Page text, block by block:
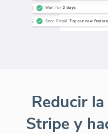
Reducir
Stripe y